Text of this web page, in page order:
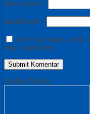
Nama Anda *
Email Anda *
Save my name,
time I comment.
Produk Terkait